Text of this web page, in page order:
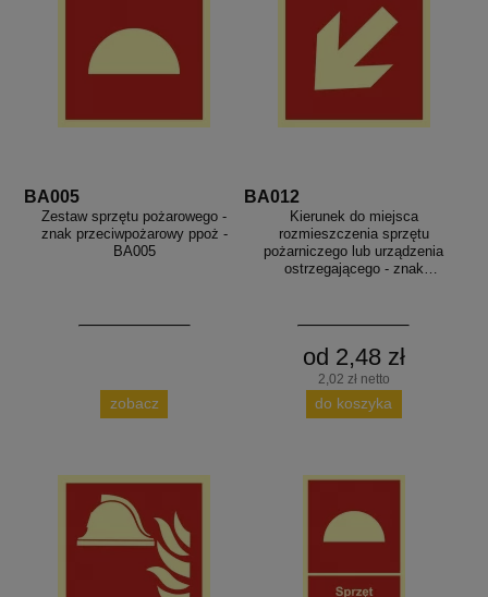
BA005
Zestaw sprzętu pożarowego -
znak przeciwpożarowy ppoż -
BA005
zobacz
BA012
Kierunek do miejsca
rozmieszczenia sprzętu
pożarniczego lub urządzenia
ostrzegającego - znak
od 2,48 zł
2,02 zł netto
do koszyka